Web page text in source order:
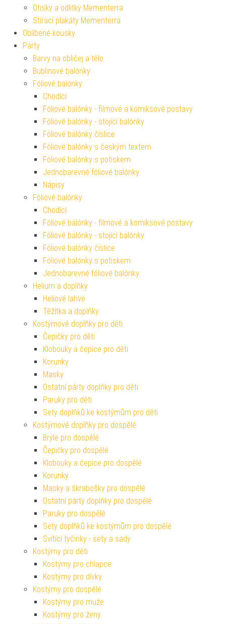
Otisky a odlitky Mementerra
Stírací plakáty Mementerra
Oblíbené kousky
Párty
Barvy na obličej a tělo
Bublinové balónky
Fóliové balónky
Chodící
Fóliové balónky - filmové a komiksové postavy
Fóliové balónky - stojící balónky
Fóliové balónky číslice
Fóliové balónky s českým textem
Fóliové balónky s potiskem
Jednobarevné fóliové balónky
Nápisy
Fóliové balónky
Chodící
Fóliové balónky - filmové a komiksové postavy
Fóliové balónky - stojící balónky
Fóliové balónky číslice
Fóliové balónky s potiskem
Jednobarevné fóliové balónky
Helium a doplňky
Heliové lahve
Těžítka a doplňky
Kostýmové doplňky pro děti
Čepičky pro děti
Klobouky a čepice pro děti
Korunky
Masky
Ostatní párty doplňky pro děti
Paruky pro děti
Sety doplňků ke kostýmům pro děti
Kostýmové doplňky pro dospělé
Brýle pro dospělé
Čepičky pro dospělé
Klobouky a čepice pro dospělé
Korunky
Masky a škrabošky pro dospělé
Ostatní párty doplňky pro dospělé
Paruky pro dospělé
Sety doplňků ke kostýmům pro dospělé
Svítící tyčinky - sety a sady
Kostýmy pro děti
Kostýmy pro chlapce
Kostýmy pro dívky
Kostýmy pro dospělé
Kostýmy pro muže
Kostýmy pro ženy